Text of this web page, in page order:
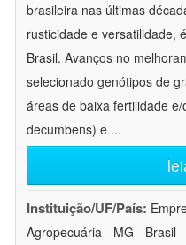
brasileira nas últimas
rusticidade e versatilidade,
Brasil. Avanços no
selecionado genótipos de
áreas de baixa fertilidade
decumbens) e ...
Instituição/UF/País:
Agropecuária - MG - Brasil